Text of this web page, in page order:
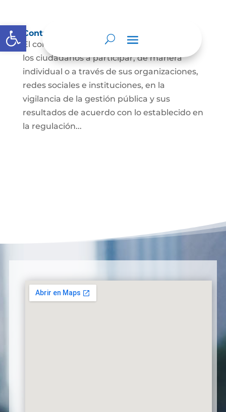
Abrir barra de herramientas
Control social
El control social es el derecho y el deber de
los ciudadanos a participar, de manera
individual o a través de sus organizaciones,
redes sociales e instituciones, en la
vigilancia de la gestión pública y sus
resultados de acuerdo con lo establecido en
la regulación...